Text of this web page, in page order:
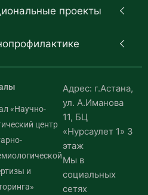
проекты
«Научно-
центр
и
Адрес: г.Астана,
ул. А.Иманова
11, БЦ
«Нурсаулет 1» 3
этаж
Мы в
социальных
сетях